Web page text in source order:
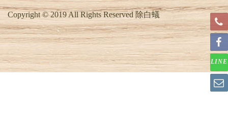
Copyright © 2019 All Rights Reserved 除白蟻
LINE